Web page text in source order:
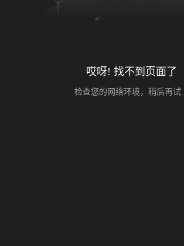
哎呀! 找不到页面了
检查您的网络环境，稍后再试...